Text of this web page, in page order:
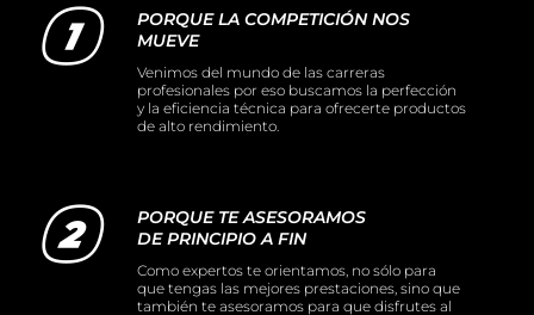
PORQUE LA COMPETICIÓN NOS
MUEVE
Venimos del mundo de las carreras
profesionales por eso buscamos la perfección
y la eficiencia técnica para ofrecerte productos
de alto rendimiento.
PORQUE TE ASESORAMOS
DE PRINCIPIO A FIN
Como expertos te orientamos, no sólo para
que tengas las mejores prestaciones, sino que
también te asesoramos para que disfrutes al